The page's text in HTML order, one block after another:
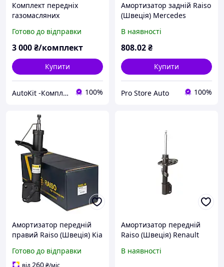
Комплект передніх
газомасляних
на Daewoo Nexia, Espero,
Lanos, Opel Kadett
Готово до відправки
3 000₴/комплект
Купити
AutoKit -Комплекти підвиски 100%
Амортизатор задній Raiso
(Швеція) Mercedes
Спрінтер (спарка) 96-06
В наявності
808.02₴
Купити
Pro Store Auto 100%
Амортизатор передній
правий Raiso (Швеція) Kia
04- #RS314995
UAANHIN24
Готово до відправки
від260₴/міс
Амортизатор передній
Raiso (Швеція) Renault
В наявності